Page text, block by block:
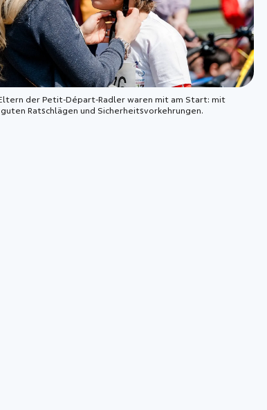
der Petit-Départ-Radler waren mit am Start: mit
guten Ratschlägen und Sicherheitsvorkehrungen.